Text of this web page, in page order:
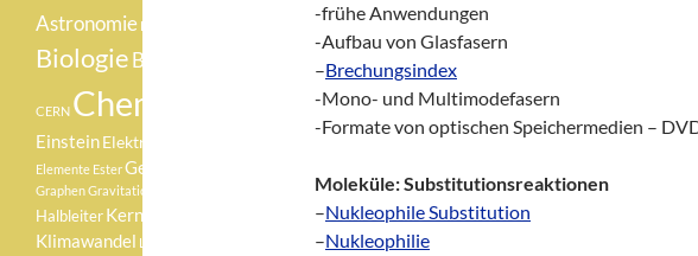
-frühe Anwendungen
-Aufbau von Glasfasern
–Brechungsindex
-Mono- und Multimodefasern
-Formate von optischen Speichermedien –
Moleküle: Substitutionsreaktionen
–Nukleophile Substitution
–Nukleophilie
Astronomie Betazerfall
BiologieBotanik
CERN Chemie
EinsteinElektron
Elemente EsterGeologie
GraphenGravitationswellen
Halbleiter Kernfusion
Klimawandel Lachgas